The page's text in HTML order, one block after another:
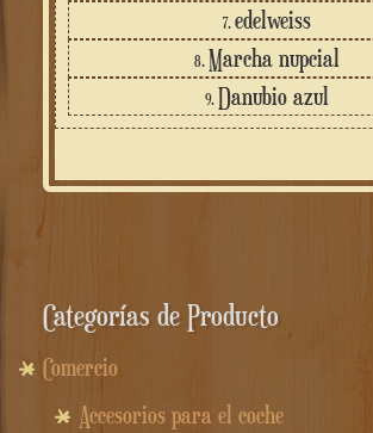
7.edelweiss
8.Marcha nupcial
9.Danubio azul
Categorías de Producto
Comercio
Accesorios para el coche